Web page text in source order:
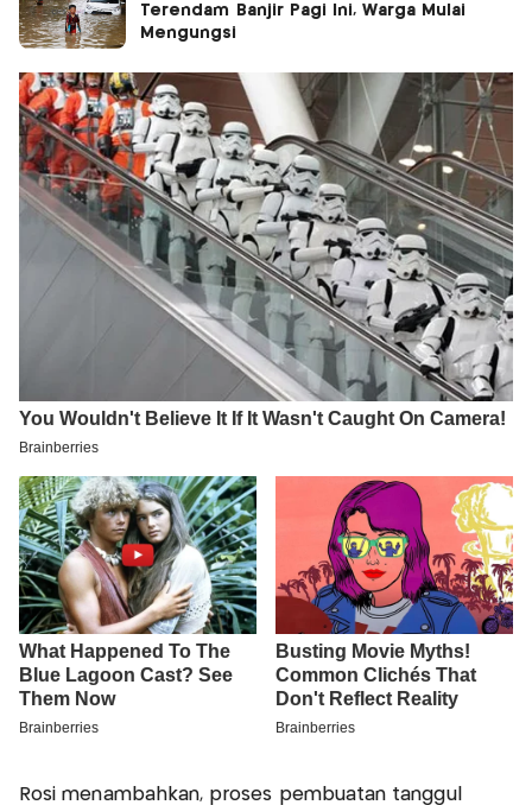
Terendam Banjir Pagi Ini, Warga Mulai
Mengungsi
Rosi menambahkan, proses pembuatan tanggul